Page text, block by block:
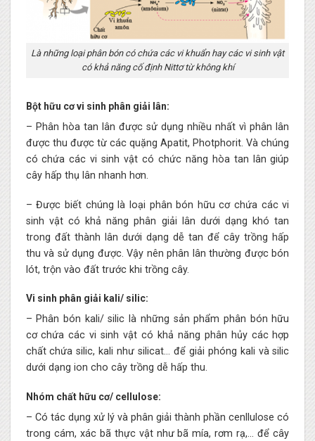
Là những loại phân bón có chứa các vi khuẩn hay các vi sinh vật
có khả năng cố định Nittơ từ không khí
Bột hữu cơ vi sinh phân giải lân:
– Phân hòa tan lân được sử dụng nhiều nhất vì phân lân
được thu được từ các quặng Apatit, Photphorit. Và chúng
có chứa các vi sinh vật có chức năng hòa tan lân giúp
cây hấp thụ lân nhanh hơn.
– Được biết chúng là loại phân bón hữu cơ chứa các vi
sinh vật có khả năng phân giải lân dưới dạng khó tan
trong đất thành lân dưới dạng dễ tan để cây trồng hấp
thu và sử dụng được. Vậy nên phân lân thường được bón
lót, trộn vào đất trước khi trồng cây.
Vi sinh phân giải kali/ silic:
– Phân bón kali/ silic là những sản phẩm phân bón hữu
cơ chứa các vi sinh vật có khả năng phân hủy các hợp
chất chứa silic, kali như silicat… để giải phóng kali và silic
dưới dạng ion cho cây trồng dễ hấp thu.
Nhóm chất hữu cơ/ cellulose:
– Có tác dụng xử lý và phân giải thành phần cenllulose có
trong cám, xác bã thực vật như bã mía, rơm rạ,… để cây